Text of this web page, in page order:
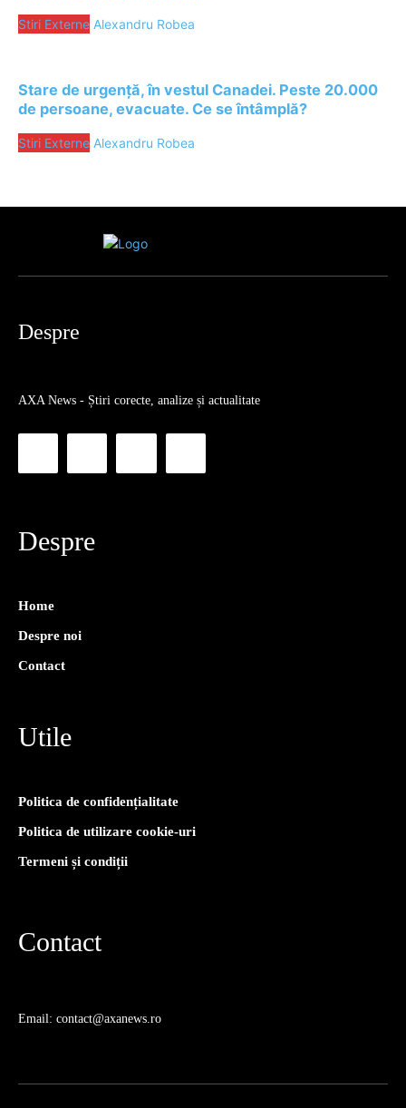
Stiri Externe Alexandru Robea
Stare de urgență, în vestul Canadei. Peste 20.000
de persoane, evacuate. Ce se întâmplă?
Stiri Externe Alexandru Robea
Despre
AXA News - Știri corecte, analize și actualitate
Despre
Home
Despre noi
Contact
Utile
Politica de confidențialitate
Politica de utilizare cookie-uri
Termeni și condiții
Contact
Email: contact@axanews.ro